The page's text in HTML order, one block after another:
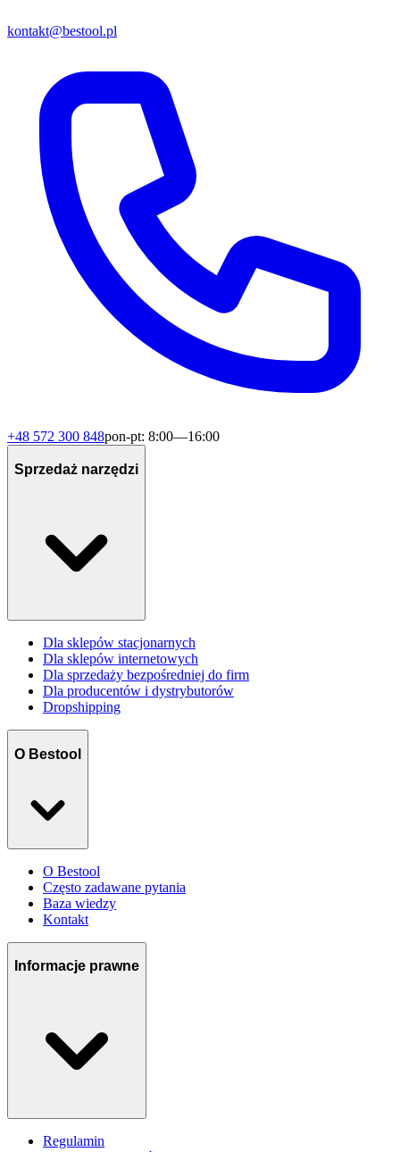
kontakt@bestool.pl
+48 572 300 848pon-pt: 8:00—16:00
Sprzedaż narzędzi
Dla sklepów stacjonarnych
Dla sklepów internetowych
Dla sprzedaży bezpośredniej do firm
Dla producentów i dystrybutorów
Dropshipping
O Bestool
O Bestool
Często zadawane pytania
Baza wiedzy
Kontakt
Informacje prawne
Regulamin